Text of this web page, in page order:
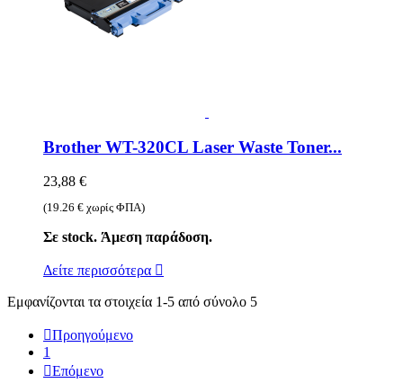
Brother WT-320CL Laser Waste Toner...
23,88 €
(19.26 € χωρίς ΦΠΑ)
Σε stock. Άμεση παράδοση.
Δείτε περισσότερα 
Εμφανίζονται τα στοιχεία 1-5 από σύνολο 5
Προηγούμενο
1
Επόμενο